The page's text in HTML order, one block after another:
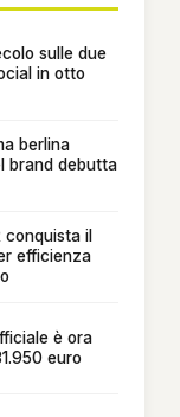
sulle due
in otto
berlina
brand debutta
conquista il
efficienza
è ora
euro